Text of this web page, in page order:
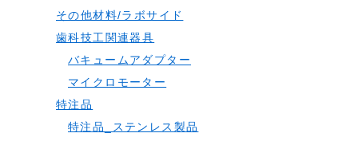
その他材料/ラボサイド
歯科技工関連器具
バキュームアダプター
マイクロモーター
特注品
特注品_ステンレス製品